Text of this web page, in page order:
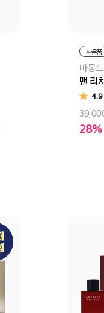
사은품
마몽드
맨 리
4.9
28%